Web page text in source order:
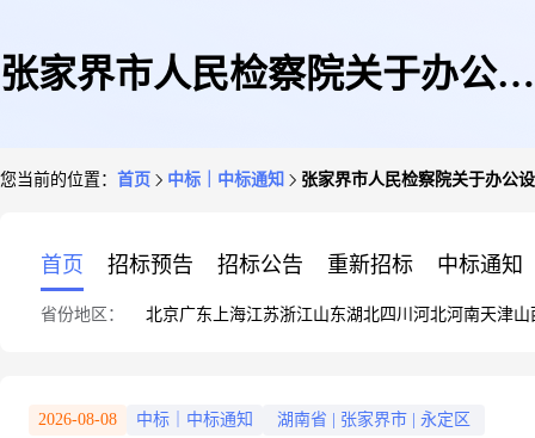
张家界市人民检察院关于办公设
您当前的位置： 首页 中标｜中标通知 张家界市人民检察院关于办公
首页 招标预告 招标公告 重新招标 中标通知
省份地区： 北京广东 上海江苏浙江山东湖北四川 河北河南天津山
2026-08-08 中标｜中标通知 湖南省 张家界市 永定区